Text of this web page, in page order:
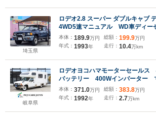
埼玉県
ロデオ2.8 スーパー ダブルキャブ
4WD5速マニュアル WD車ディー
本体： 189.9万円
年式： 1993年
総額： 199.9万円
走行： 10.4万km
岐阜県
ロデオヨコハマモーターセールス
バッテリー 400Wインバーター
ヒーター シンク コンロ
スファン
本体： 371.0万円
年式： 1992年
総額： 383.8万円
走行： 2.7万km